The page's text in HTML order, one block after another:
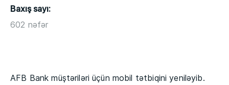
Baxış sayı:
602 nəfər
AFB Bank müştəriləri üçün mobil tətbiqini yeniləyib.